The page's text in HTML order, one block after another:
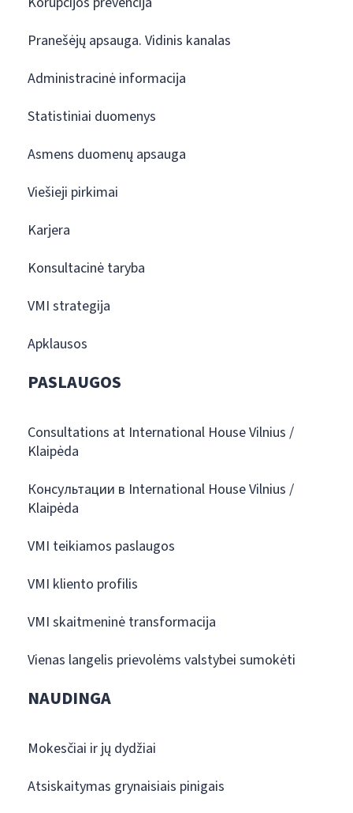
Pranešėjų apsauga. Vidinis kanalas
Administracinė informacija
Statistiniai duomenys
Asmens duomenų apsauga
Viešieji pirkimai
Karjera
Konsultacinė taryba
VMI strategija
Apklausos
PASLAUGOS
Consultations at International House Vilnius /
Klaipėda
Консультации в International House Vilnius /
Klaipėda
VMI teikiamos paslaugos
VMI kliento profilis
VMI skaitmeninė transformacija
Vienas langelis prievolėms valstybei sumokėti
NAUDINGA
Mokesčiai ir jų dydžiai
Atsiskaitymas grynaisiais pinigais